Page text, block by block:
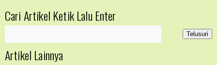
Cari Artikel Ketik Lalu Enter
Artikel Lainnya